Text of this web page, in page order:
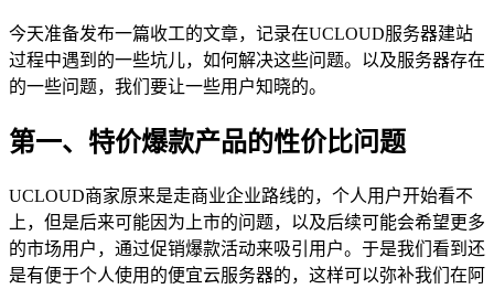
今天准备发布一篇收工的文章，记录在UCLOUD服务器建站
过程中遇到的一些坑儿，如何解决这些问题。以及服务器存在
的一些问题，我们要让一些用户知晓的。
第一、特价爆款产品的性价比问题
UCLOUD商家原来是走商业企业路线的，个人用户开始看不
上，但是后来可能因为上市的问题，以及后续可能会希望更多
的市场用户，通过促销爆款活动来吸引用户。于是我们看到还
是有便于个人使用的便宜云服务器的，这样可以弥补我们在阿